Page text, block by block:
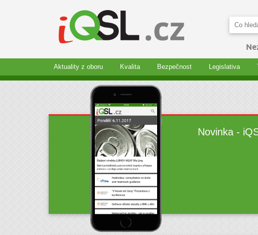
Aktuality z oboru Kvalita Bezpečnost Legislativa
Novinka -